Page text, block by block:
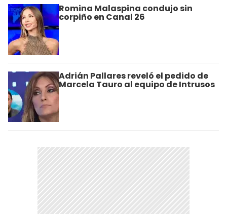
Romina Malaspina condujo sin
corpiño en Canal 26
Adrián Pallares reveló el pedido de
Marcela Tauro al equipo de Intrusos